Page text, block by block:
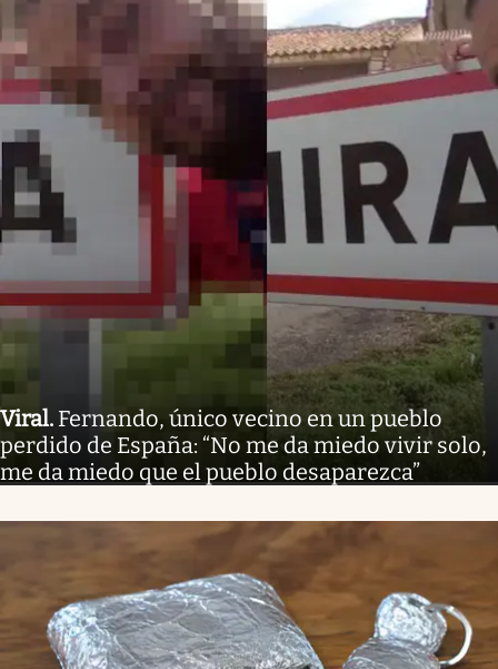
Viral. Fernando, único vecino en un pueblo
perdido de España: “No me da miedo vivir solo,
me da miedo que el pueblo desaparezca”